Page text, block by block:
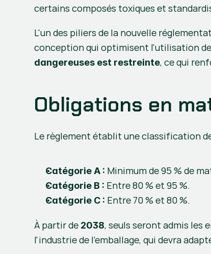
certains composés toxiques et
L'un des piliers de la nouvelle
conception qui optimisent l'utilisation
dangereuses est restreinte, ce qui
Obligations en
Le règlement établit une classification
Catégorie A : Minimum de 95 % de
Catégorie B : Entre 80 % et 95 %.
Catégorie C : Entre 70 % et 80 %.
À partir de 2038, seuls seront admis les
l'industrie de l'emballage, qui devra